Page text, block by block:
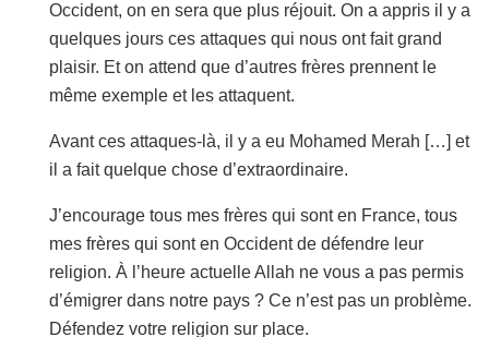
Occident, on en sera que plus réjouit. On a appris il y a
quelques jours ces attaques qui nous ont fait grand
plaisir. Et on attend que d’autres frères prennent le
même exemple et les attaquent.
Avant ces attaques-là, il y a eu Mohamed Merah […] et
il a fait quelque chose d’extraordinaire.
J’encourage tous mes frères qui sont en France, tous
mes frères qui sont en Occident de défendre leur
religion. À l’heure actuelle Allah ne vous a pas permis
d’émigrer dans notre pays ? Ce n’est pas un problème.
Défendez votre religion sur place.